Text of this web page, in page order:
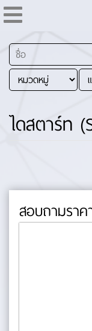
ไดสตาร์ท
สอบถามราค